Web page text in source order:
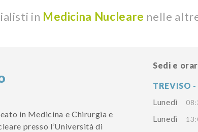
in Medicina Nucleare nelle
in Medicina e Chirurgia e
presso l’Università di
Sedi e
TREVISO
Lunedì
Lunedì